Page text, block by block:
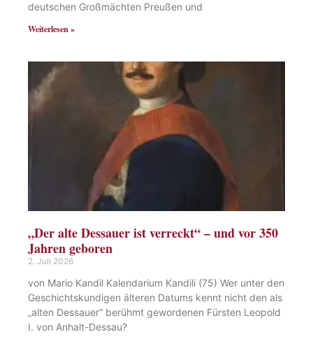
deutschen Großmächten Preußen und
Weiterlesen »
„Der alte Dessauer ist verreckt“ – und vor 350
Jahren geboren
2. Juli 2026
von Mario Kandil Kalendarium Kandili (75) Wer unter den
Geschichtskundigen älteren Datums kennt nicht den als
„alten Dessauer“ berühmt gewordenen Fürsten Leopold
I. von Anhalt-Dessau?